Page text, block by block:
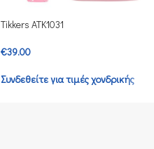
Tikkers ATK1031
€39.00
Συνδεθείτε για τιμές χονδρικής